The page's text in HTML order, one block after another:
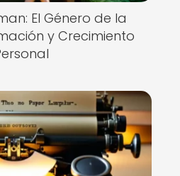
El Género de la
y Crecimiento